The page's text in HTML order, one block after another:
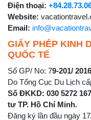
Điện thoại:
Website:
Email:
GIẤY PHÉP KINH
QUỐC TẾ
Số GP/ No: 79-201/
Do Tổng Cục Du Lịch
Số ĐKKD: 030 5272
tư TP. Hồ Chí Minh.
Đăng ký lần đầu ngày